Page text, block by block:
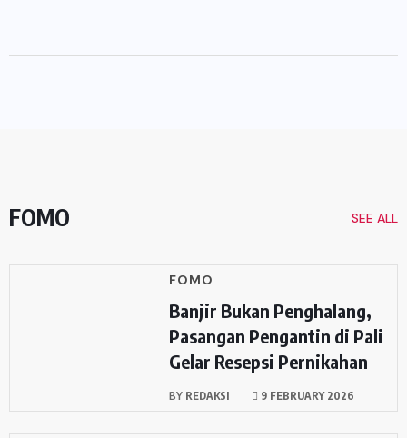
FOMO SEE ALL
FOMO
Banjir Bukan Penghalang,
Pasangan Pengantin di Pali
Gelar Resepsi Pernikahan
BY REDAKSI 9 FEBRUARY 2026